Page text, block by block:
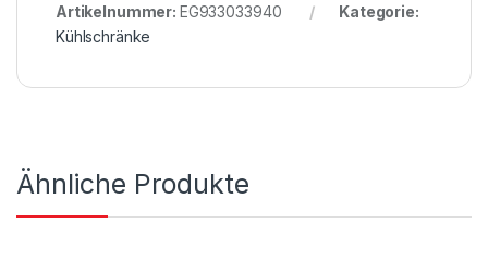
Artikelnummer: EG933033940
Kategorie:
Kühlschränke
Ähnliche Produkte